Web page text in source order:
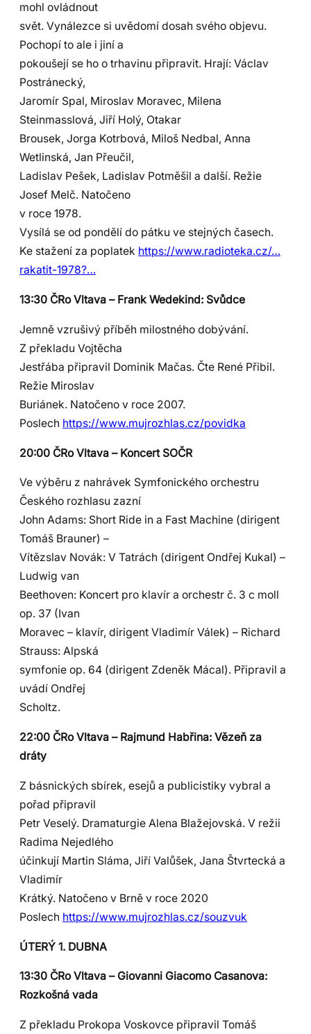
mohl ovládnout
svět. Vynálezce si uvědomí dosah svého objevu.
Pochopí to ale i jiní a
pokoušejí se ho o trhavinu připravit. Hrají: Václav
Postránecký,
Jaromír Spal, Miroslav Moravec, Milena
Steinmasslová, Jiří Holý, Otakar
Brousek, Jorga Kotrbová, Miloš Nedbal, Anna
Wetlinská, Jan Přeučil,
Ladislav Pešek, Ladislav Potměšil a další. Režie
Josef Melč. Natočeno
v roce 1978.
Vysílá se od pondělí do pátku ve stejných časech.
Ke stažení za poplatek https://www.radioteka.cz/…
rakatit-1978?…
13:30 ČRo Vltava – Frank Wedekind: Svůdce
Jemně vzrušivý příběh milostného dobývání.
Z překladu Vojtěcha
Jestřába připravil Dominik Mačas. Čte René Přibil.
Režie Miroslav
Buriánek. Natočeno v roce 2007.
Poslech https://www.mujrozhlas.cz/povidka
20:00 ČRo Vltava – Koncert SOČR
Ve výběru z nahrávek Symfonického orchestru
Českého rozhlasu zazní
John Adams: Short Ride in a Fast Machine (dirigent
Tomáš Brauner) –
Vítězslav Novák: V Tatrách (dirigent Ondřej Kukal) –
Ludwig van
Beethoven: Koncert pro klavír a orchestr č. 3 c moll
op. 37 (Ivan
Moravec – klavír, dirigent Vladimír Válek) – Richard
Strauss: Alpská
symfonie op. 64 (dirigent Zdeněk Mácal). Připravil a
uvádí Ondřej
Scholtz.
22:00 ČRo Vltava – Rajmund Habřina: Vězeň za
dráty
Z básnických sbírek, esejů a publicistiky vybral a
pořad připravil
Petr Veselý. Dramaturgie Alena Blažejovská. V režii
Radima Nejedlého
účinkují Martin Sláma, Jiří Valůšek, Jana Štvrtecká a
Vladimír
Krátký. Natočeno v Brně v roce 2020
Poslech https://www.mujrozhlas.cz/souzvuk
ÚTERÝ 1. DUBNA
13:30 ČRo Vltava – Giovanni Giacomo Casanova:
Rozkošná vada
Z překladu Prokopa Voskovce připravil Tomáš